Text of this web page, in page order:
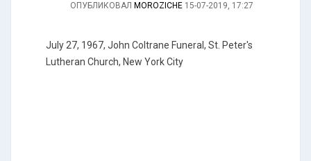
ОПУБЛИКОВАЛ MOROZICHE 15-07-2019, 17:27
July 27, 1967, John Coltrane Funeral, St. Peter's
Lutheran Church, New York City